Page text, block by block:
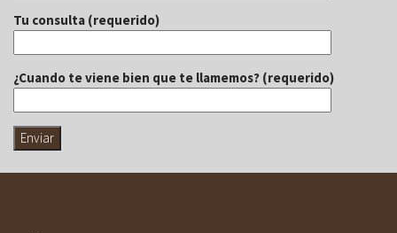
Tu consulta (requerido)
¿Cuando te viene bien que te llamemos? (requerido)